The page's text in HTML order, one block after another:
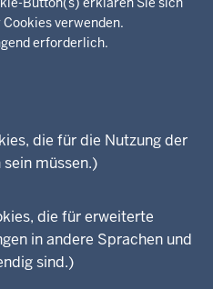
verwenden.
erforderlich.
die für die Nutzung der
müssen.)
die für erweiterte
in andere Sprachen und
sind.)